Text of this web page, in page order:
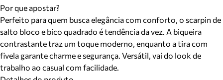
Por que apostar?
Perfeito para quem busca elegância com conforto, o scarpin de
salto bloco e bico quadrado é tendência da vez. A biqueira
contrastante traz um toque moderno, enquanto a tira com
fivela garante charme e segurança. Versátil, vai do look de
trabalho ao casual com facilidade.